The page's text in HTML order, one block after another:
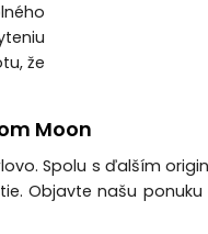
že
Moon
Spolu s ďalším
Objavte našu